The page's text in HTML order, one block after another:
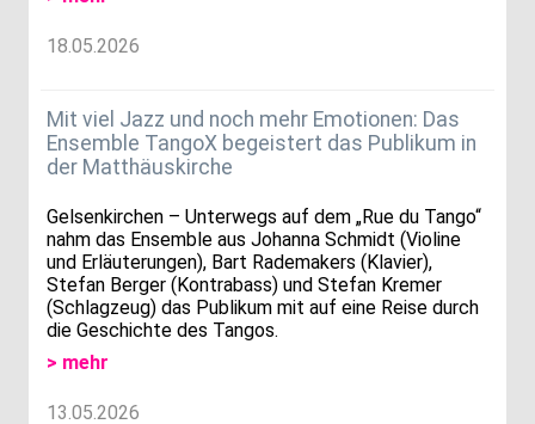
18.05.2026
Mit viel Jazz und noch mehr Emotionen: Das
Ensemble TangoX begeistert das Publikum in
der Matthäuskirche
Gelsenkirchen – Unterwegs auf dem „Rue du Tango“
nahm das Ensemble aus Johanna Schmidt (Violine
und Erläuterungen), Bart Rademakers (Klavier),
Stefan Berger (Kontrabass) und Stefan Kremer
(Schlagzeug) das Publikum mit auf eine Reise durch
die Geschichte des Tangos.
> mehr
13.05.2026